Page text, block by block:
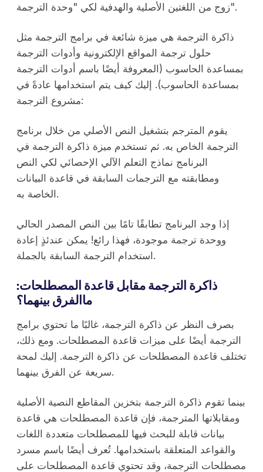
زوج من اللغتين الأصلية والهدفية لكي "وحدة الترجمة".
ذاكرة الترجمة هي ميزة شائعة في برامج الترجمة مثل
حلول ترجمة المواقع الإلكترونية وأدوات الترجمة
بمساعدة الحاسوب (المعروفة أيضًا باسم أدوات الترجمة
بمساعدة الحاسوب). إليك كيف يتم استخدامها عادةً في
مشروع الترجمة:
يقوم المترجم بتشغيل النص الأصلي من خلال برنامج
الترجمة الخاص به. ثم تستخدم ميزة ذاكرة الترجمة في
البرنامج نماذج التعلم الآلي الإحصائي لكي النص
ومطابقته مع الترجمات السابقة في قاعدة البيانات
الخاصة به.
إذا وجد البرنامج تطابقًا تامًا بين النص المصدر الحالي
ووحدة ترجمة موجودة، فهذا رائع! يمكن عندئذٍ إعادة
استخدام الترجمة السابقة بالجملة.
ذاكرة الترجمة مقابل قاعدة المصطلحات:
ماالفرق بينهما؟
بصرف النظر عن ذاكرة الترجمة، غالبًا ما تحتوي برامج
الترجمة أيضًا على ميزات قاعدة المصطلحات. ومع ذلك،
تختلف قاعدة المصطلحات عن ذاكرة الترجمة. إليك لمحة
سريعة عن الفرق بينهما.
بينما تقوم ذاكرة الترجمة بتخزين المقاطع النصية الأصلية
ومقابلاتها المترجمة، فإن قاعدة المصطلحات هي قاعدة
بيانات قابلة للبحث فيها للمصطلحات متعددة اللغات
والقواعد المتعلقة باستخدامها. تُعرف أيضًا باسم مسرد
مصطلحات الترجمة، وقد تحتوي قاعدة المصطلحات على